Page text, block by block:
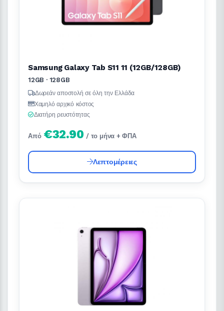
Samsung Galaxy Tab S11 11 (12GB/128GB)
12GB · 128GB
Δωρεάν αποστολή σε όλη την Ελλάδα
Χαμηλό αρχικό κόστος
Διατήρη ρευστότητας
Από €32.90 / το μήνα + ΦΠΑ
Λεπτομέρειες